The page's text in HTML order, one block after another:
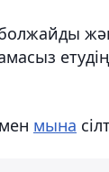
мына